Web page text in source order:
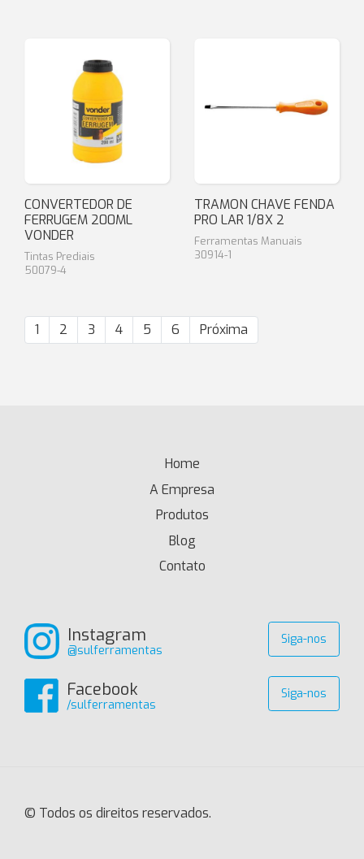
CONVERTEDOR DE
FERRUGEM 200ML
VONDER
Tintas Prediais
50079-4
TRAMON CHAVE FENDA
PRO LAR 1/8X 2
Ferramentas Manuais
30914-1
1 2 3 4 5 6 Próxima
Home
A Empresa
Produtos
Blog
Contato
Instagram
@sulferramentas
Siga-nos
Facebook
/sulferramentas
Siga-nos
© Todos os direitos reservados.